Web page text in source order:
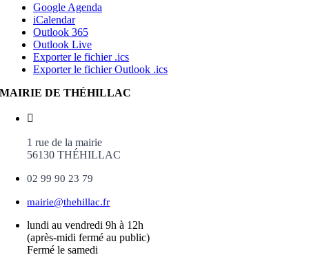
Google Agenda
iCalendar
Outlook 365
Outlook Live
Exporter le fichier .ics
Exporter le fichier Outlook .ics
MAIRIE DE THÉHILLAC
1 rue de la mairie
56130 THÉHILLAC
02 99 90 23 79
mairie@thehillac.fr
lundi au vendredi 9h à 12h
(après-midi fermé au public)
Fermé le samedi